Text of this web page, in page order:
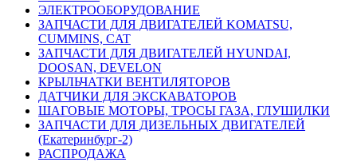
ЭЛЕКТРООБОРУДОВАНИЕ
ЗАПЧАСТИ ДЛЯ ДВИГАТЕЛЕЙ KOMATSU,
CUMMINS, CAT
ЗАПЧАСТИ ДЛЯ ДВИГАТЕЛЕЙ HYUNDAI,
DOOSAN, DEVELON
КРЫЛЬЧАТКИ ВЕНТИЛЯТОРОВ
ДАТЧИКИ ДЛЯ ЭКСКАВАТОРОВ
ШАГОВЫЕ МОТОРЫ, ТРОСЫ ГАЗА, ГЛУШИЛКИ
ЗАПЧАСТИ ДЛЯ ДИЗЕЛЬНЫХ ДВИГАТЕЛЕЙ
(Екатеринбург-2)
РАСПРОДАЖА